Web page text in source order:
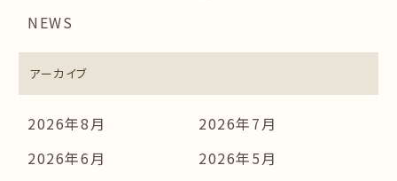
NEWS
アーカイブ
2026年8月
2026年7月
2026年6月
2026年5月